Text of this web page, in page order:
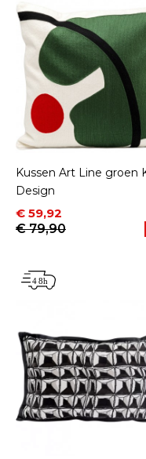
Kussen Art Line groen
Design
Prijs
€ 59,92
Normale prijs
€ 79,90